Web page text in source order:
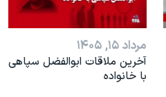
مرداد ۱۵, ۱۴۰۵
آخرین ملاقات ابوالفضل سپاهی
با خانواده